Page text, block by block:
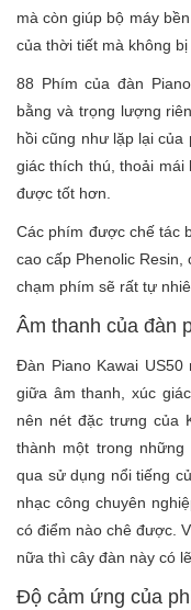
mà còn giúp bộ máy
của thời tiết mà không bị
88 Phím của đàn
bằng và trọng lượng
hồi cũng như lặp lại
giác thích thú, thoải
được tốt hơn.
Các phím được chế tác
cao cấp Phenolic
chạm phím sẽ rất tự
Âm thanh của đàn
Đàn Piano Kawai
giữa âm thanh, xúc
nên nét đặc trưng của
thành một trong
qua sử dụng nổi tiếng
nhạc công chuyên
có điểm nào chê được.
nữa thì cây đàn này có
Độ cảm ứng của